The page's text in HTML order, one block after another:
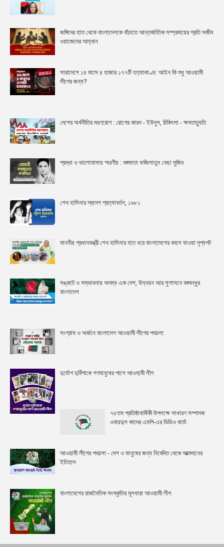
জঙ্গিদের হাত থেকে বাংলাদেশকে বাঁচাতে আন্তর্জাতিক সম্প্রদায়ের প্রতি সজীব
ওয়াজেদের আহ্বান
সারাদেশে ১৪ মাসে ৪ হাজার ১৭৭টি হত্যাকাণ্ড: আইন কি শুধু আওয়ামী
লীগের জন্য?
দেশের অর্থনীতির মরণরোগ : রোগের কারন - ইউনুস, চিকিৎসা - ক্ষমতাচ্যুতি
শ্রদ্ধা ও ভালোবাসায় স্মরণীয় : বঙ্গমাতা ফজিলাতুন নেছা মুজিব
শেখ হাসিনার স্বদেশ প্রত্যাবর্তন, ১৯৮১
মাননীয় প্রধানমন্ত্রী শেখ হাসিনার হাত ধরে বাংলাদেশের বদলে যাওয়া দৃশ্যপট
সঙ্কটে ও সম্ভাবনায় অদম্য এক দেশ, উন্নয়ন আর সুশাসনে বঙ্গবন্ধুর
বাংলাদেশ
সংগ্রাম ও অর্জনে বাংলাদেশ আওয়ামী লীগের পথচলা
দুর্যোগ দুর্বিপাকে গণমানুষের পাশে আওযা়মী লীগ
৭৫তম প্রতিষ্ঠাবার্ষিকী উপলক্ষে সাধারণ সম্পাদক
ওবায়দুল কাদের এমপি-এর ভিডিও বার্তা
আওয়ামী লীগের পথচলা - দেশ ও মানুষের জন্য নিবেদিত থেকে আত্মদানের
ইতিহাস
বাংলাদেশের রাজনৈতিক সংস্কৃতির মূলধারা আওয়ামী লীগ